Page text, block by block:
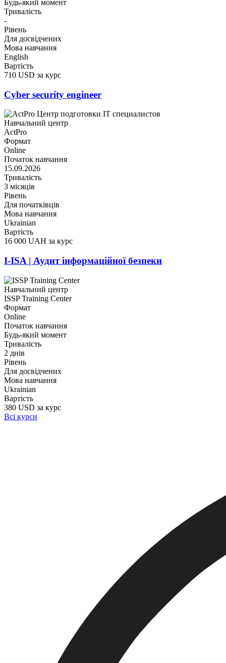
Будь-який момент
Тривалість
-
Рівень
Для досвідчених
Мова навчання
English
Вартість
710 USD за курс
Cyber security engineer
Навчальний центр
ActPro
Формат
Online
Початок навчання
15.09.2026
Тривалість
3 місяців
Рівень
Для початківців
Мова навчання
Ukrainian
Вартість
16 000 UAH за курс
I-ISA | Аудит інформаційної безпеки
Навчальний центр
ISSP Training Center
Формат
Online
Початок навчання
Будь-який момент
Тривалість
2 днів
Рівень
Для досвідчених
Мова навчання
Ukrainian
Вартість
380 USD за курс
Всі курси